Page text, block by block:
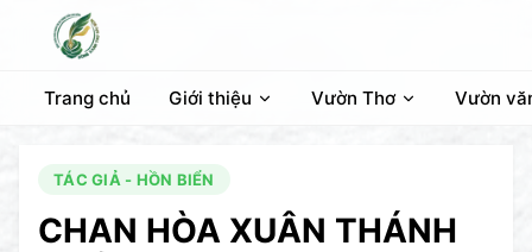
Trang chủ Giới thiệu Vườn Thơ Vườn
TÁC GIẢ - HỒN BIỂN
CHAN HÒA XUÂN THÁNH